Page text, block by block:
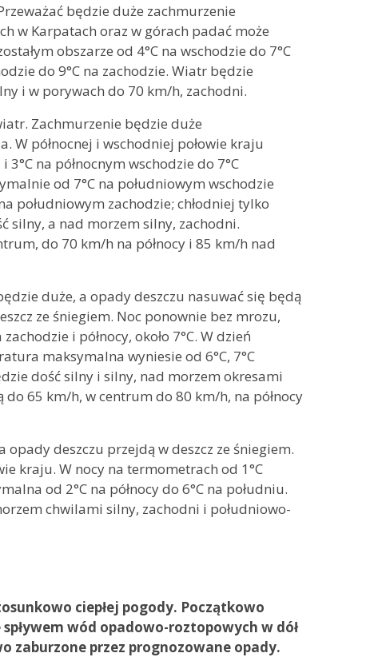
będzie duże zachmurzenie
w Karpatach oraz w górach padać może
obszarze od 4°C na wschodzie do 7°C
do 9°C na zachodzie. Wiatr będzie
i w porywach do 70 km/h, zachodni.
Zachmurzenie będzie duże
W północnej i wschodniej połowie kraju
na północnym wschodzie do 7°C
od 7°C na południowym wschodzie
południowym zachodzie; chłodniej tylko
silny, a nad morzem silny, zachodni.
do 70 km/h na północy i 85 km/h nad
duże, a opady deszczu nasuwać się będą
ze śniegiem. Noc ponownie bez mrozu,
i północy, około 7°C. W dzień
maksymalna wyniesie od 6°C, 7°C
dość silny i silny, nad morzem okresami
65 km/h, w centrum do 80 km/h, na północy
opady deszczu przejdą w deszcz ze śniegiem.
kraju. W nocy na termometrach od 1°C
od 2°C na północy do 6°C na południu.
chwilami silny, zachodni i południowo-
ciepłej pogody. Początkowo
wód opadowo-roztopowych w dół
zaburzone przez prognozowane opady.